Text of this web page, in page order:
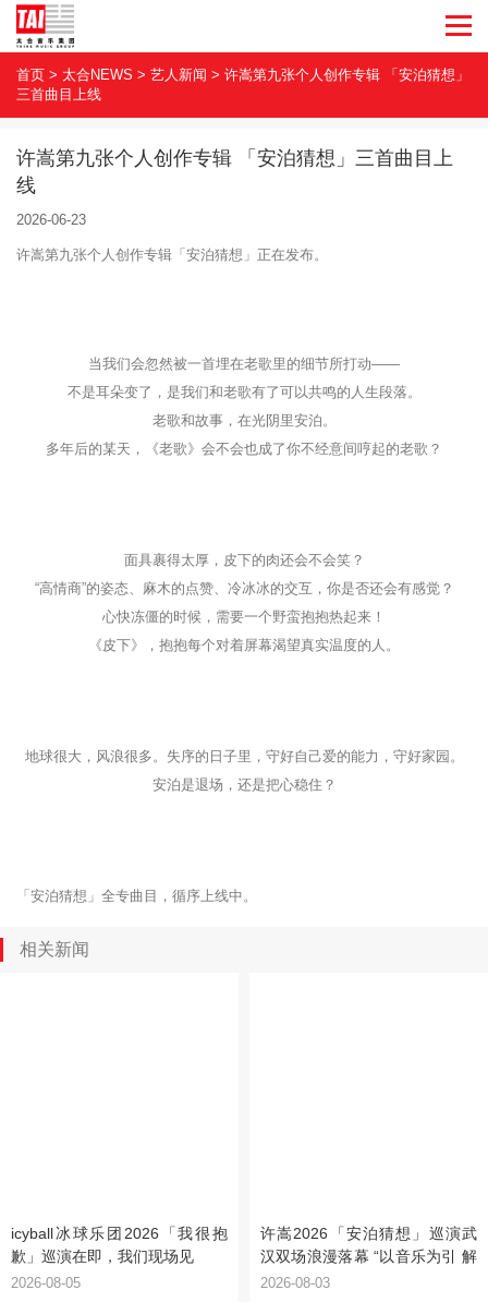
首页 > 太合NEWS > 艺人新闻 > 许嵩第九张个人创作专辑 「安泊猜想」
三首曲目上线
许嵩第九张个人创作专辑 「安泊猜想」三首曲目上
线
2026-06-23
许嵩第九张个人创作专辑「安泊猜想」正在发布。
当我们会忽然被一首埋在老歌里的细节所打动——
不是耳朵变了，是我们和老歌有了可以共鸣的人生段落。
老歌和故事，在光阴里安泊。
多年后的某天，《老歌》会不会也成了你不经意间哼起的老歌？
面具裹得太厚，皮下的肉还会不会笑？
“高情商”的姿态、麻木的点赞、冷冰冰的交互，你是否还会有感觉？
心快冻僵的时候，需要一个野蛮抱抱热起来！
《皮下》，抱抱每个对着屏幕渴望真实温度的人。
地球很大，风浪很多。失序的日子里，守好自己爱的能力，守好家园。
安泊是退场，还是把心稳住？
「安泊猜想」全专曲目，循序上线中。
相关新闻
icyball冰球乐团2026「我很抱
歉」巡演在即，我们现场见
2026-08-05
许嵩2026「安泊猜想」巡演武
汉双场浪漫落幕 “以音乐为引 解
锁江城记忆”
2026-08-03